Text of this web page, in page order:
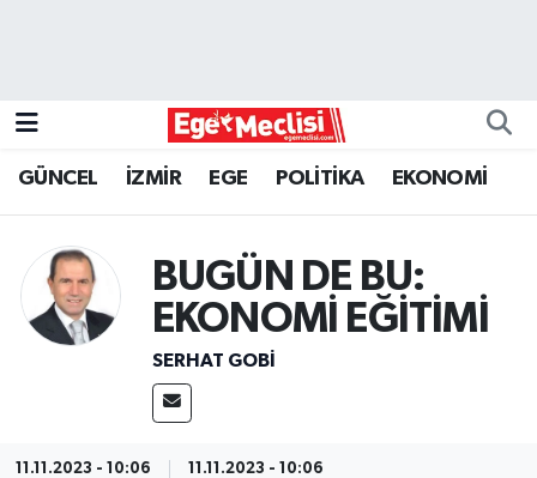
GÜNCEL İZMİR EGE POLİTİKA EKONOMİ
BUGÜN DE BU:
EKONOMİ EĞİTİMİ
SERHAT GOBİ
11.11.2023 - 10:06 11.11.2023 - 10:06
GÜNCEL
İZMİR
ÖZEL HABER
POLİTİKA
Programlar